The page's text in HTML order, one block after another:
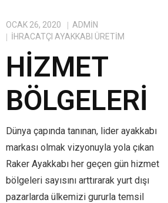
OCAK 26, 2020
ADMIN
IHRACATÇI AYAKKABI ÜRETIM
HIZMET
BÖLGELERI
Dünya çapında tanınan, lider ayakkabı
markası olmak vizyonuyla yola çıkan
Raker Ayakkabı her geçen gün hizmet
bölgeleri sayısını arttırarak yurt dışı
pazarlarda ülkemizi gururla temsil